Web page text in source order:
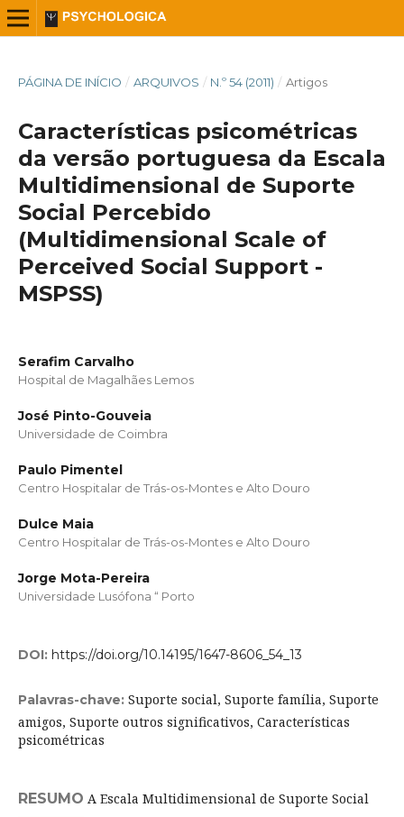
PÁGINA DE INÍCIO / ARQUIVOS / N.º 54 (2011) / Artigos
Características psicométricas
da versão portuguesa da Escala
Multidimensional de Suporte
Social Percebido
(Multidimensional Scale of
Perceived Social Support -
MSPSS)
Serafim Carvalho
Hospital de Magalhães Lemos
José Pinto-Gouveia
Universidade de Coimbra
Paulo Pimentel
Centro Hospitalar de Trás-os-Montes e Alto Douro
Dulce Maia
Centro Hospitalar de Trás-os-Montes e Alto Douro
Jorge Mota-Pereira
Universidade Lusófona “ Porto
DOI: https://doi.org/10.14195/1647-8606_54_13
Palavras-chave: Suporte social, Suporte família, Suporte
amigos, Suporte outros significativos, Características
psicométricas
RESUMO A Escala Multidimensional de Suporte Social